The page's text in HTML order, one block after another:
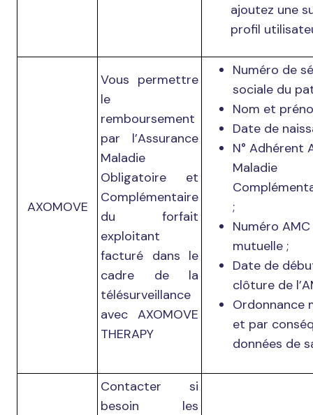
ajoutez une
profil
AXOMOVE
Vous permettre
le
remboursement
par l’Assurance
Maladie
Obligatoire et
Complémentaire
du forfait
exploitant
facturé dans le
cadre de la
télésurveillance
avec AXOMOVE
THERAPY
Numéro de
sociale du
Nom et
Date de
N° Adhérent
Maladie
;
Numéro
mutuelle ;
Date de
clôture de
Ordonnance
et par
données de
Contacter si
besoin les